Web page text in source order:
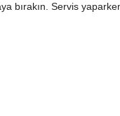
bırakın. Servis